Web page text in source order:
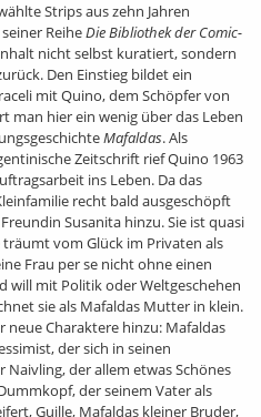
Strips aus zehn Jahren
ReiheDie Bibliothek der Comic-
nicht selbst kuratiert, sondern
Den Einstieg bildet ein
mit Quino, dem Schöpfer von
man hier ein wenig über das Leben
Mafaldas. Als
Zeitschrift rief Quino 1963
ins Leben. Da das
recht bald ausgeschöpft
Susanita hinzu. Sie ist quasi
vom Glück im Privaten als
Frau per se nicht ohne einen
will mit Politik oder Weltgeschehen
sie als Mafaldas Mutter in klein.
neue Charaktere hinzu: Mafaldas
der sich in seinen
der allem etwas Schönes
der seinem Vater als
Guille, Mafaldas kleiner Bruder,